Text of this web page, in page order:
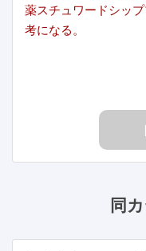
薬スチュワードシッ
考になる。
同